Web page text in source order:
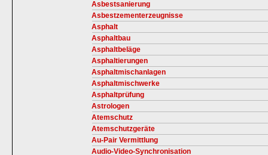
Asbestsanierung
Asbestzementerzeugnisse
Asphalt
Asphaltbau
Asphaltbeläge
Asphaltierungen
Asphaltmischanlagen
Asphaltmischwerke
Asphaltprüfung
Astrologen
Atemschutz
Atemschutzgeräte
Au-Pair Vermittlung
Audio-Video-Synchronisation